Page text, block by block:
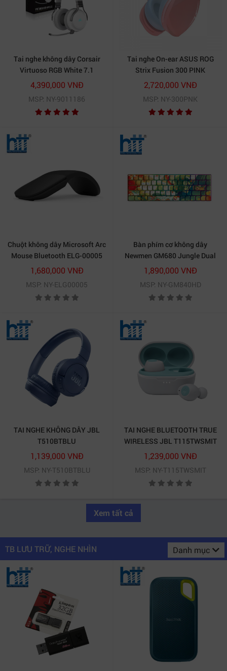
Tai nghe không dây Corsair
Virtuoso RGB White 7.1
Surround (CA-9011186-AP)
4,390,000 VNĐ
MSP: NY-9011186
Tai nghe On-ear ASUS ROG
Strix Fusion 300 PINK
2,720,000 VNĐ
MSP: NY-300PNK
Chuột không dây Microsoft Arc
Mouse Bluetooth ELG-00005
(Đen)
1,680,000 VNĐ
MSP: NY-ELG00005
Bàn phím cơ không dây
Newmen GM680 Jungle Dual
mode ( G-Pro Silvery Speed)
1,890,000 VNĐ
MSP: NY-GM840HD
TAI NGHE KHÔNG DÂY JBL
T510BTBLU
1,139,000 VNĐ
MSP: NY-T510BTBLU
TAI NGHE BLUETOOTH TRUE
WIRELESS JBL T115TWSMIT
1,239,000 VNĐ
MSP: NY-T115TWSMIT
Xem tất cả
TB LƯU TRỮ, NGHE NHÌN Danh mục